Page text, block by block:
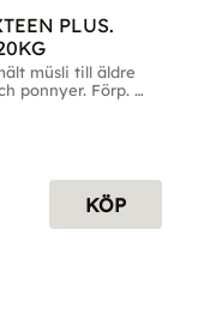
PLUS.
müsli till äldre
ponnyer. Förp.
KÖP